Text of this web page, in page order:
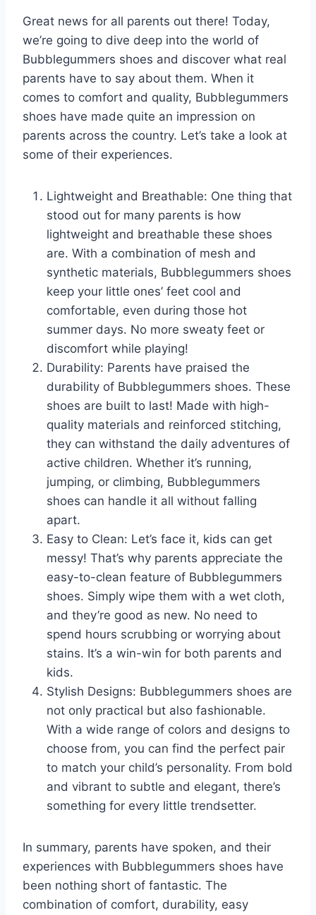
Great news for all parents out there! Today,
we’re going​ to dive deep ​into ‌the ⁣world of​
Bubblegummers ​shoes ⁢and discover ⁢what‌ real
parents ⁢have to say about them. When it
comes to comfort ‍and quality, Bubblegummers‌
shoes ⁣have made quite an impression on
parents ‌across the‍ country. Let’s take‍ a look at
⁢some of their experiences.
Lightweight and Breathable: One ​thing that
stood out for many parents ⁣is how⁤
lightweight ⁤and breathable these shoes
are. ​With a ⁢combination of mesh and
⁣synthetic materials, Bubblegummers shoes
keep your little ⁢ones’ feet cool and
comfortable,⁣ even during​ those hot
summer ⁤days. ​No more sweaty feet or
discomfort while playing!
Durability: Parents have praised ⁤the
durability of Bubblegummers shoes. ‌These
shoes are built to last! Made with high-
quality materials and reinforced ⁣stitching,
⁢they ​can withstand the daily adventures of
active children. Whether​ it’s running,
⁤jumping, ​or climbing, ‌Bubblegummers
shoes can handle it all‍ without falling
apart.
Easy to Clean: ‌Let’s face it, kids can get
messy! That’s why parents appreciate ‌the‍
easy-to-clean feature of​ Bubblegummers ​
shoes. Simply⁣ wipe them with a wet​ cloth,
and⁤ they’re good ‌as​ new. No need ‍to
spend‌ hours scrubbing or‌ worrying about
stains. It’s a win-win ⁤for both⁢ parents and
⁢kids.
Stylish Designs: ‌Bubblegummers shoes are⁣
not ⁤only ⁣practical but also fashionable.
With⁤ a ⁤wide range of colors ‍and⁤ designs to
choose from, you can⁢ find the perfect pair
‌to match your child’s ‍personality. ⁣From bold
and vibrant ‍to‌ subtle and elegant, there’s
something for⁣ every little trendsetter.
In summary, parents have spoken, ⁣and their
experiences with ​Bubblegummers shoes have
been nothing ⁢short ⁣of fantastic. The
combination‌ of comfort, durability,⁢ easy